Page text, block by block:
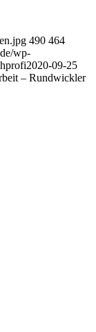
490 464
wp-
2020-09-25
– Rundwickler